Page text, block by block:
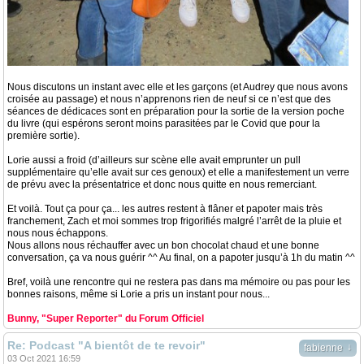
Nous discutons un instant avec elle et les garçons (et Audrey que nous avons
croisée au passage) et nous n’apprenons rien de neuf si ce n’est que des
séances de dédicaces sont en préparation pour la sortie de la version poche
du livre (qui espérons seront moins parasitées par le Covid que pour la
première sortie).
Lorie aussi a froid (d’ailleurs sur scène elle avait emprunter un pull
supplémentaire qu’elle avait sur ces genoux) et elle a manifestement un verre
de prévu avec la présentatrice et donc nous quitte en nous remerciant.
Et voilà. Tout ça pour ça... les autres restent à flâner et papoter mais très
franchement, Zach et moi sommes trop frigorifiés malgré l’arrêt de la pluie et
nous nous échappons.
Nous allons nous réchauffer avec un bon chocolat chaud et une bonne
conversation, ça va nous guérir ^^ Au final, on a papoter jusqu’à 1h du matin ^^
Bref, voilà une rencontre qui ne restera pas dans ma mémoire ou pas pour les
bonnes raisons, même si Lorie a pris un instant pour nous...
Bunny, "Super Reporter" du Forum Officiel
fabienne ↓
Re: Podcast "A bientôt de te revoir"
03 Oct 2021 16:59